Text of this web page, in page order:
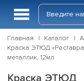
Главная Каталог
Краска ЭТЮД
металлик, 12мл
Краска ЭТЮД